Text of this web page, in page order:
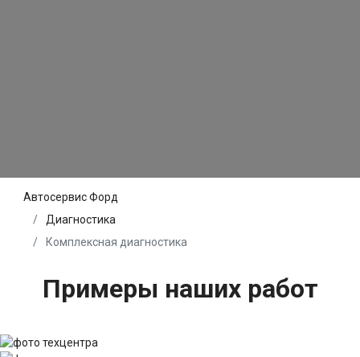
Автосервис Форд
Диагностика
Комплексная диагностика
Примеры наших работ